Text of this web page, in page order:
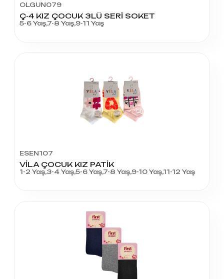
OLGUN079
Ç-4 KIZ ÇOCUK 3LÜ SERİ SOKET
5-6 Yaş,7-8 Yaş,9-11 Yaş
ESEN107
VİLA ÇOCUK KIZ PATİK
1-2 Yaş,3-4 Yaş,5-6 Yaş,7-8 Yaş,9-10 Yaş,11-12 Yaş